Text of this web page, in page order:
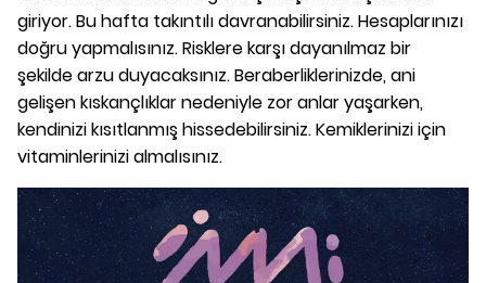
giriyor. Bu hafta takıntılı davranabilirsiniz. Hesaplarınızı
doğru yapmalısınız. Risklere karşı dayanılmaz bir
şekilde arzu duyacaksınız. Beraberliklerinizde, ani
gelişen kıskançlıklar nedeniyle zor anlar yaşarken,
kendinizi kısıtlanmış hissedebilirsiniz. Kemiklerinizi için
vitaminlerinizi almalısınız.